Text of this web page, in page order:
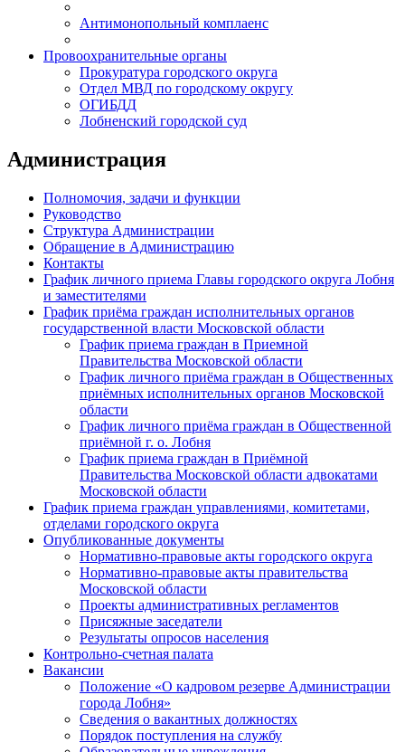
Антимонопольный комплаенс
Провоохранительные органы
Прокуратура городского округа
Отдел МВД по городскому округу
ОГИБДД
Лобненский городской суд
Администрация
Полномочия, задачи и функции
Руководство
Структура Администрации
Обращение в Администрацию
Контакты
График личного приема Главы городского округа Лобня
и заместителями
График приёма граждан исполнительных органов
государственной власти Московской области
График приема граждан в Приемной
Правительства Московской области
График личного приёма граждан в Общественных
приёмных исполнительных органов Московской
области
График личного приёма граждан в Общественной
приёмной г. о. Лобня
График приема граждан в Приёмной
Правительства Московской области адвокатами
Московской области
График приема граждан управлениями, комитетами,
отделами городского округа
Опубликованные документы
Нормативно-правовые акты городского округа
Нормативно-правовые акты правительства
Московской области
Проекты административных регламентов
Присяжные заседатели
Результаты опросов населения
Контрольно-счетная палата
Вакансии
Положение «О кадровом резерве Администрации
города Лобня»
Сведения о вакантных должностях
Порядок поступления на службу